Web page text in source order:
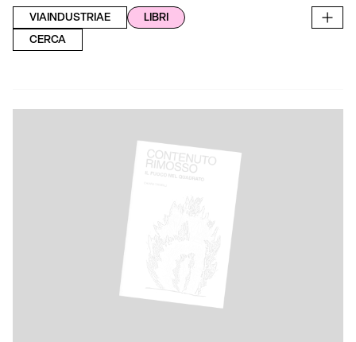
VIAINDUSTRIAE
LIBRI
CERCA